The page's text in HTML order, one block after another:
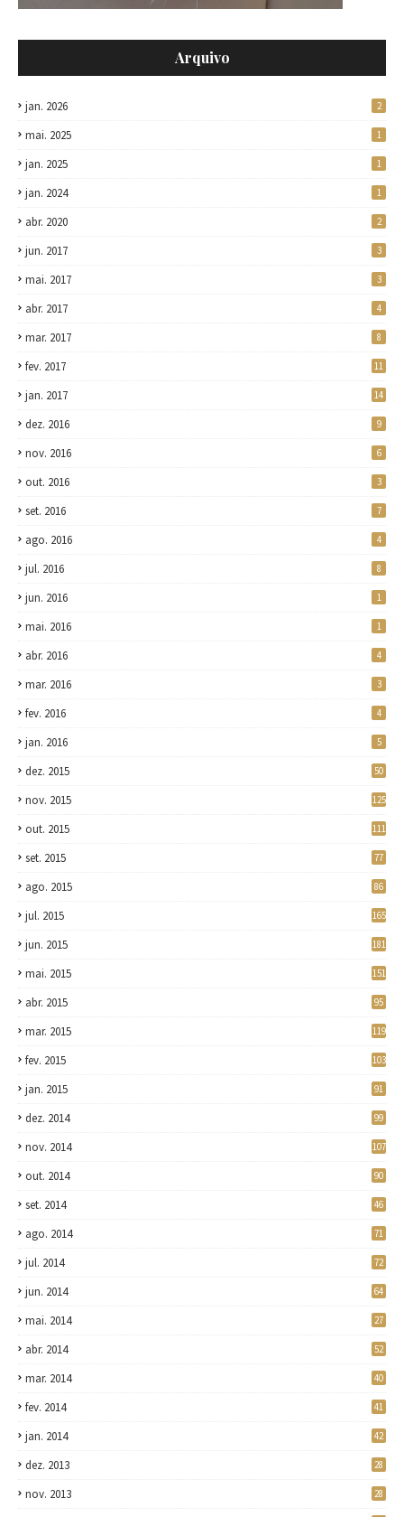
Arquivo
jan. 2026 2
mai. 2025 1
jan. 2025 1
jan. 2024 1
abr. 2020 2
jun. 2017 3
mai. 2017 3
abr. 2017 4
mar. 2017 8
fev. 2017 11
jan. 2017 14
dez. 2016 9
nov. 2016 6
out. 2016 3
set. 2016 7
ago. 2016 4
jul. 2016 8
jun. 2016 1
mai. 2016 1
abr. 2016 4
mar. 2016 3
fev. 2016 4
jan. 2016 5
dez. 2015 50
nov. 2015 125
out. 2015 111
set. 2015 77
ago. 2015 86
jul. 2015 165
jun. 2015 181
mai. 2015 151
abr. 2015 95
mar. 2015 119
fev. 2015 103
jan. 2015 91
dez. 2014 99
nov. 2014 107
out. 2014 90
set. 2014 46
ago. 2014 71
jul. 2014 72
jun. 2014 64
mai. 2014 27
abr. 2014 52
mar. 2014 40
fev. 2014 41
jan. 2014 42
dez. 2013 28
nov. 2013 28